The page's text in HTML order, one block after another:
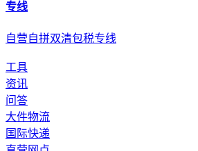
专线
自营自拼双清包税专线
工具
资讯
问答
大件物流
国际快递